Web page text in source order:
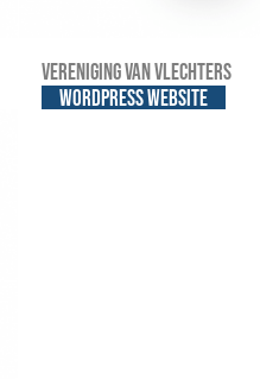
Vereniging van Vlechters
WordPress website